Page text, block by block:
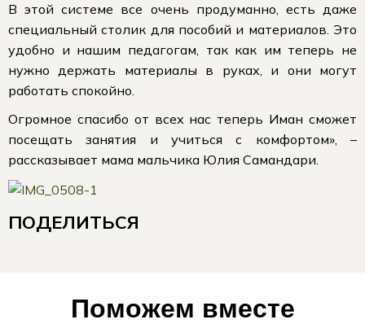
В этой системе все очень продуманно, есть даже
специальный столик для пособий и материалов. Это
удобно и нашим педагогам, так как им теперь не
нужно держать материалы в руках, и они могут
работать спокойно.
Огромное спасибо от всех нас теперь Иман сможет
посещать занятия и учиться с комфортом», –
рассказывает мама мальчика Юлия Самандари.
ПОДЕЛИТЬСЯ
Поможем вместе